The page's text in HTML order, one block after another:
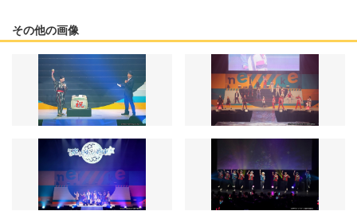
その他の画像